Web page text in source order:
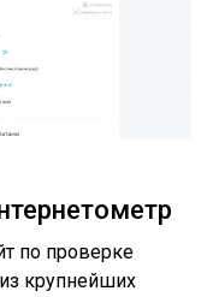
по проверке
крупнейших